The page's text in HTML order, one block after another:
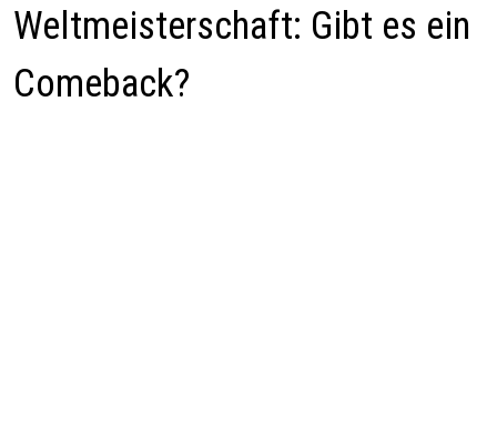
Weltmeisterschaft: Gibt es ein
Comeback?